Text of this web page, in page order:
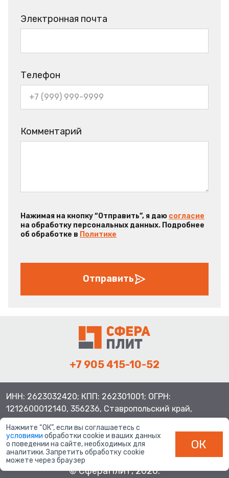
Электронная почта
Телефон
Комментарий
Нажимая на кнопку “Отправить”, я даю согласие
на обработку персональных данных. Подробнее
об обработке в Политике
Отправить
+7 905 415-10-52
ИНН: 2623032420; КПП: 262301001; ОГРН:
1212600012140, 356236, Ставропольский край,
© СфераПлит, 2026.
Нажмите “ОК”, если вы соглашаетесь с
условиями обработки cookie и ваших данных
о поведении на сайте, необходимых для
аналитики. Запретить обработку cookie
можете через браузер
ОК